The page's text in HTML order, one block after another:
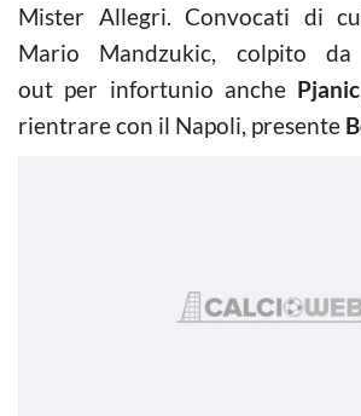
Mister Allegri. Convocati di
Mario Mandzukic, colpito da
out per infortunio anche Pjanic
rientrare con il Napoli, presente